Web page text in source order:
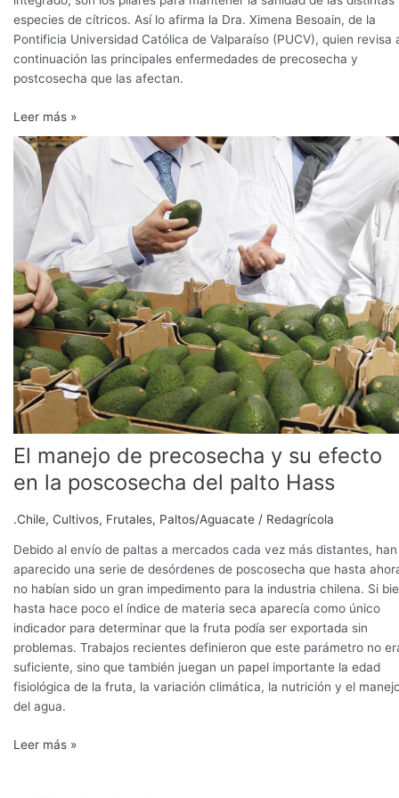
especies de cítricos. Así lo afirma la Dra. Ximena Besoain, de la
Pontificia Universidad Católica de Valparaíso (PUCV), quien revisa
continuación las principales enfermedades de precosecha y
postcosecha que las afectan.
Leer más »
El manejo de precosecha y su efecto
en la poscosecha del palto Hass
.Chile, Cultivos, Frutales, Paltos/Aguacate / Redagrícola
Debido al envío de paltas a mercados cada vez más distantes, han
aparecido una serie de desórdenes de poscosecha que hasta
no habían sido un gran impedimento para la industria chilena. Si
hasta hace poco el índice de materia seca aparecía como único
indicador para determinar que la fruta podía ser exportada sin
problemas. Trabajos recientes definieron que este parámetro no
suficiente, sino que también juegan un papel importante la edad
fisiológica de la fruta, la variación climática, la nutrición y el
del agua.
El
manejo
precosecha
efecto
en
la
poscosecha
palto
Hass
Leer más »